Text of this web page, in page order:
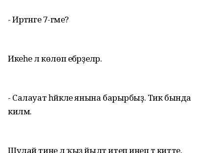
- Иртәнге 7-гәме?
Икеһе лә көлөп ебәрҙеләр.
- Салауат һәйкәле янына барырбыҙ. Тик бында
килмә.
Шулай тине лә ҡыҙ йылт итеп инеп тә китте.